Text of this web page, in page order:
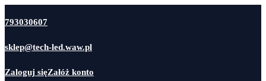
793030607
sklep@tech-led.waw.pl
Zaloguj sięZałóż konto